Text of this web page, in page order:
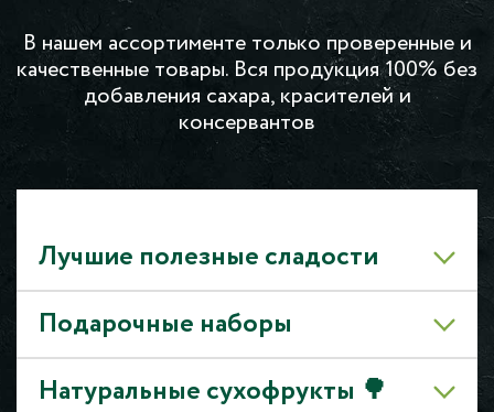
В нашем ассортименте только проверенные и
качественные товары. Вся продукция 100% без
добавления сахара, красителей и
консервантов
Лучшие полезные сладости
Подарочные наборы
Натуральные сухофрукты 🌳